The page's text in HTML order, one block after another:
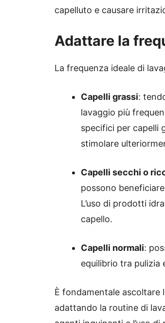
capelluto e causare
Adattare la
La frequenza ideale di
Capelli grassi:
lavaggio più
specifici per capelli
stimolare
Capelli secchi o
possono
L’uso di prodotti
capello.
Capelli normali:
equilibrio tra pulizia
È fondamentale ascoltare
adattando la routine di